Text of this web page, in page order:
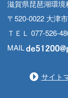
滋賀県琵琶湖環
〒520-0022 大津
ＴＥＬ 077-526-
MAIL
サイト